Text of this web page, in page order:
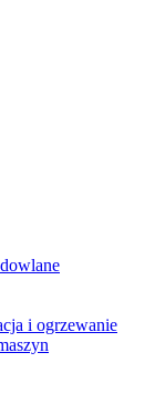
i ogrzewanie